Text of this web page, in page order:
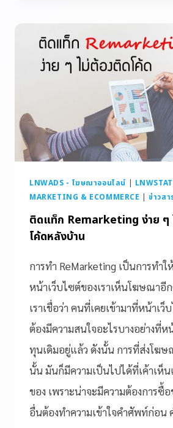
LNWADS - โฆษณาออนไลน์ |
MARKETING & ECOMMERCE |ข่าวสา
ติดแท็ก Remarketing ง่าย ๆ
โค้ดหลังบ้าน
การทำ ReMarketing เป็นการทำใ
หน้าเว็บไซต์ของเราเห็นโฆษณาอีก
เราเชื่อว่า คนที่เคยเข้ามาที่หน้าเว็
ต้องมีความสนใจอะไรบางอย่างที่ห
ทุนเดิมอยู่แล้ว ดังนั้น การที่ส่งโฆ
นั้น มันก็มีความเป็นไปได้ที่เค้าเห็
ของ เพราะน่าจะมีความต้องการซื้
อื่นต้องทำความเข้าใจคำศัพท์ก่อน